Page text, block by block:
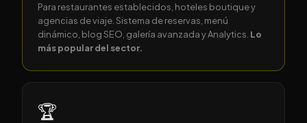
Para restaurantes establecidos, hoteles boutique y
agencias de viaje. Sistema de reservas, menú
dinámico, blog SEO, galería avanzada y Analytics. Lo
más popular del sector.
🏆